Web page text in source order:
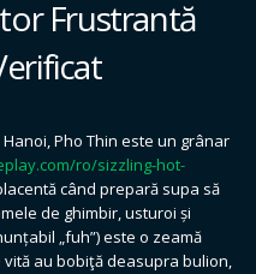
Frustrantă
Pho Thin este un grânar
ro/sizzling-hot-
când prepară supa să
de ghimbir, usturoi și
„fuh”) este o zeamă
au bobiţă deasupra bulion,